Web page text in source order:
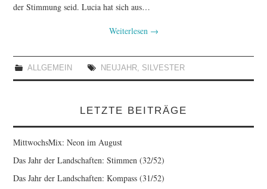
der Stimmung seid. Lucia hat sich aus…
Weiterlesen →
ALLGEMEIN NEUJAHR, SILVESTER
LETZTE BEITRÄGE
MittwochsMix: Neon im August
Das Jahr der Landschaften: Stimmen (32/52)
Das Jahr der Landschaften: Kompass (31/52)